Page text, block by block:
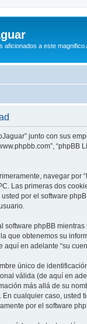
aficionados a este
junto con sus
navegar
Las primeras dos
por el software
software phpBB
que obtenemos su
aquí en adelante “su
único de
válida (de aquí en
más allá de su
En cualquier caso,
por el software